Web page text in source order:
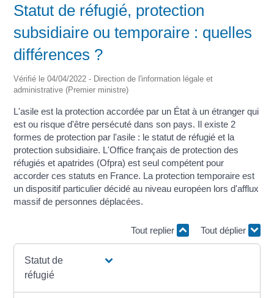
Statut de réfugié, protection
subsidiaire ou temporaire : quelles
différences ?
Vérifié le 04/04/2022 - Direction de l'information légale et
administrative (Premier ministre)
L'asile est la protection accordée par un État à un étranger qui
est ou risque d'être persécuté dans son pays. Il existe 2
formes de protection par l'asile : le statut de réfugié et la
protection subsidiaire. L'Office français de protection des
réfugiés et apatrides (Ofpra) est seul compétent pour
accorder ces statuts en France. La protection temporaire est
un dispositif particulier décidé au niveau européen lors d'afflux
massif de personnes déplacées.
Tout replier Tout déplier
Statut de
réfugié